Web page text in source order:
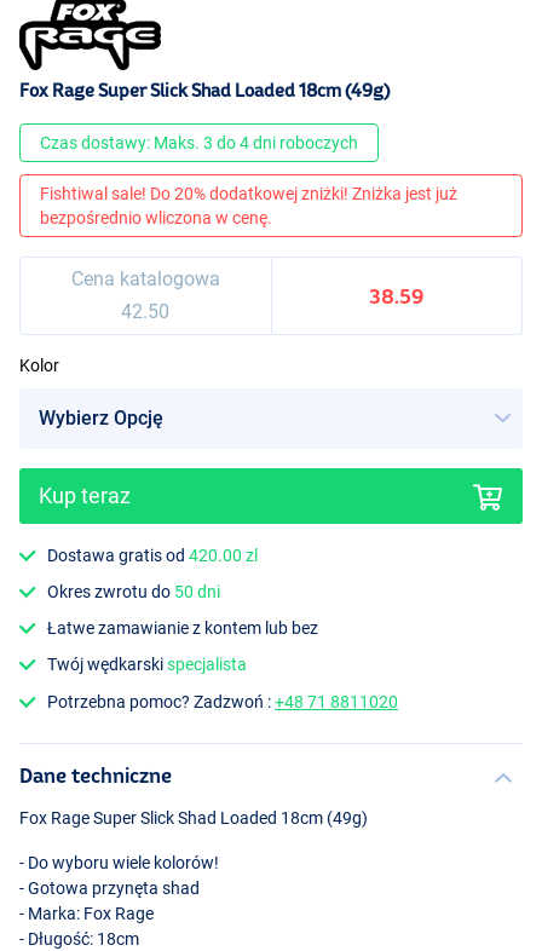
UV Natural Perch
Fox Rage Super Slick Shad Loaded 18cm (49g)
Czas dostawy: Maks. 3 do 4 dni roboczych
Fishtiwal sale! Do 20% dodatkowej zniżki! Zniżka jest już
bezpośrednio wliczona w cenę.
Cena katalogowa
42.50
38.59
Kolor
Kup teraz
Dostawa gratis od420.00 zl
Okres zwrotu do 50 dni
Łatwe zamawianie z kontem lub bez
Twój wędkarskispecjalista
Potrzebna pomoc? Zadzwoń :+48 71 8811020
Dane techniczne
Fox Rage Super Slick Shad Loaded 18cm (49g)
- Do wyboru wiele kolorów!
- Gotowa przynęta shad
- Marka: Fox Rage
- Długość: 18cm